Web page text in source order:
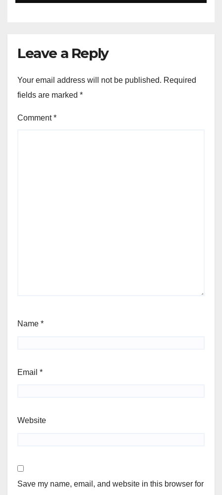
Leave a Reply
Your email address will not be published. Required
fields are marked *
Comment*
Name *
Email *
Website
Save my name, email, and website in this browser for